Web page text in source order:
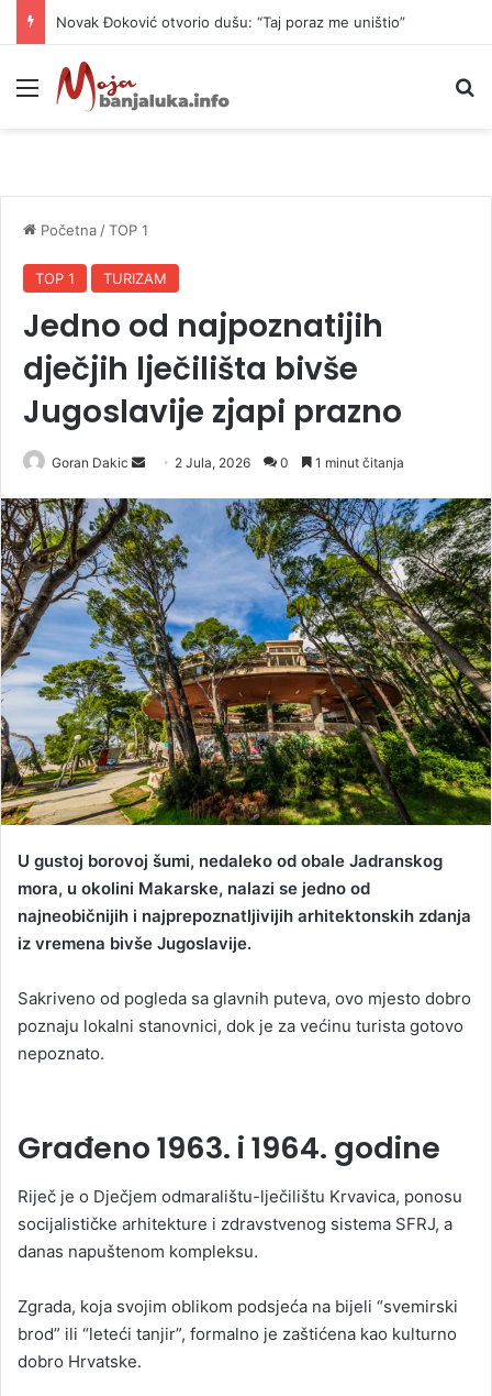
Novak Đoković otvorio dušu: “Taj poraz me uništio”
Meni
Početna /TOP 1
TOP 1 TURIZAM
Jedno od najpoznatijih
dječjih lječilišta bivše
Jugoslavije zjapi prazno
Goran Dakic
n
d
a
n
e
m
a
i
l
2 Jula, 2026 0 1 minut čitanja
U gustoj borovoj šumi, nedaleko od obale Jadranskog
mora, u okolini Makarske, nalazi se jedno od
najneobičnijih i najprepoznatljivijih arhitektonskih zdanja
iz vremena bivše Jugoslavije.
Sakriveno od pogleda sa glavnih puteva, ovo mjesto dobro
poznaju lokalni stanovnici, dok je za većinu turista gotovo
nepoznato.
Građeno 1963. i 1964. godine
Riječ je o Dječjem odmaralištu-lječilištu Krvavica, ponosu
socijalističke arhitekture i zdravstvenog sistema SFRJ, a
danas napuštenom kompleksu.
Zgrada, koja svojim oblikom podsjeća na bijeli “svemirski
brod” ili “leteći tanjir”, formalno je zaštićena kao kulturno
dobro Hrvatske.